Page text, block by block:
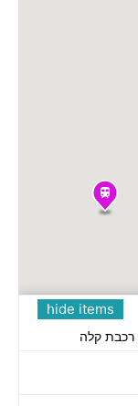
hide items
קלה